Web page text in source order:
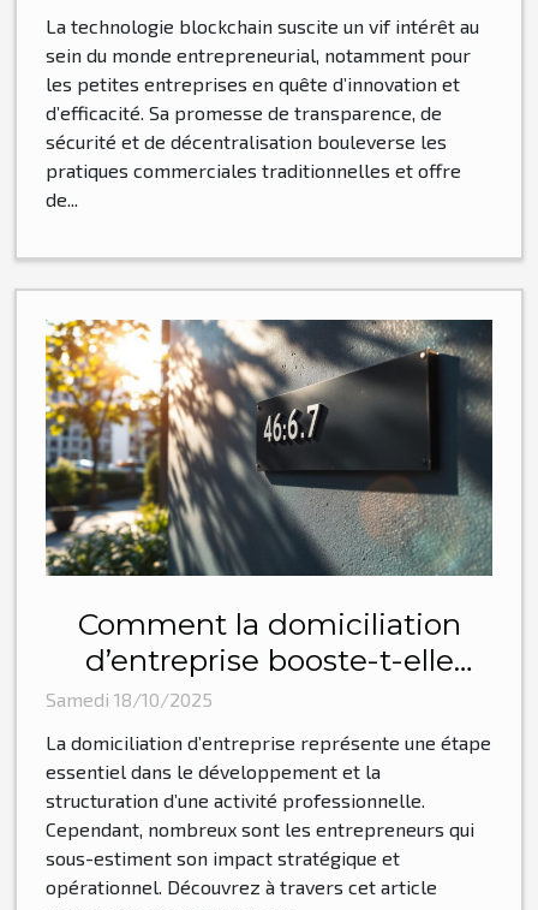
La technologie blockchain suscite un vif intérêt au
sein du monde entrepreneurial, notamment pour
les petites entreprises en quête d’innovation et
d’efficacité. Sa promesse de transparence, de
sécurité et de décentralisation bouleverse les
pratiques commerciales traditionnelles et offre
de...
Comment la domiciliation
d’entreprise booste-t-elle
votre activité?
Samedi 18/10/2025
La domiciliation d’entreprise représente une étape
essentiel dans le développement et la
structuration d’une activité professionnelle.
Cependant, nombreux sont les entrepreneurs qui
sous-estiment son impact stratégique et
opérationnel. Découvrez à travers cet article